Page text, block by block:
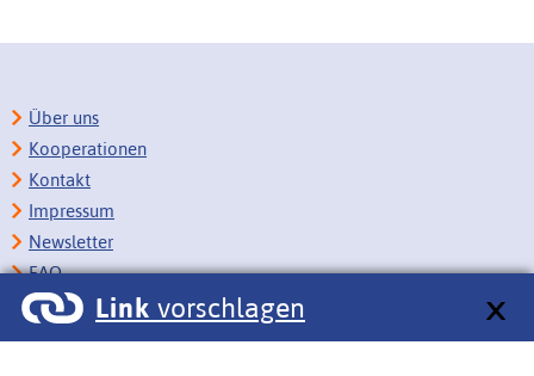
Link vorschlagen
Über uns
Kooperationen
Kontakt
Impressum
Newsletter
FAQ
Copyright